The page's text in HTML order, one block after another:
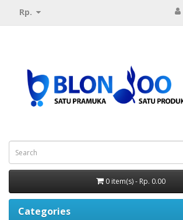
Rp.
0 item(s) - Rp. 0.00
Categories